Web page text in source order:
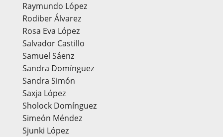
Raymundo López
Rodiber Álvarez
Rosa Eva López
Salvador Castillo
Samuel Sáenz
Sandra Domínguez
Sandra Simón
Saxja López
Sholock Domínguez
Simeón Méndez
Sjunki López